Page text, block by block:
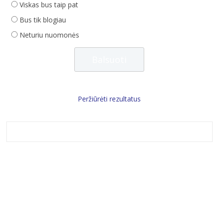
Viskas bus taip pat
Bus tik blogiau
Neturiu nuomonės
Peržiūrėti rezultatus